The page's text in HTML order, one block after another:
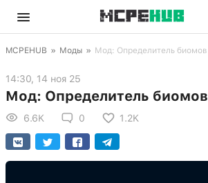
MCPEHUB » Моды » Мод: Определитель биомов
14:30, 14 ноя 25
Мод: Определитель биомов
6.6K 0 1.2K